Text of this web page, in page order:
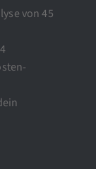
von 45